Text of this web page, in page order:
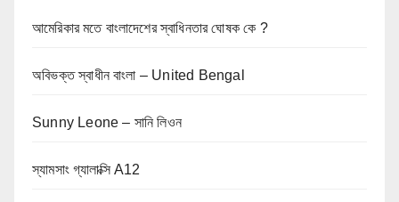
আমেরিকার মতে বাংলাদেশের স্বাধিনতার ঘোষক কে ?
অবিভক্ত স্বাধীন বাংলা – United Bengal
Sunny Leone – সানি লিওন
স্যামসাং গ্যালাক্সি A12